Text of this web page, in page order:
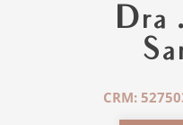
Dra
CRM: